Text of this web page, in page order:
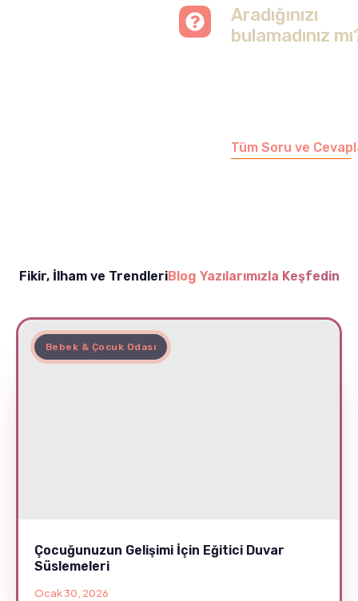
Aradığınızı
bulamadınız
Tüm Soru ve
Fikir, İlham ve TrendleriBlog Yazılarımızla Keşfedin
Bebek & Çocuk Odası
Çocuğunuzun Gelişimi İçin Eğitici Duvar
Süslemeleri
Ocak 30, 2026